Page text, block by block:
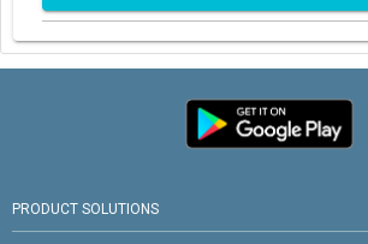
PRODUCT SOLUTIONS